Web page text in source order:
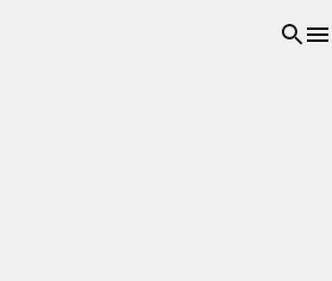
Open